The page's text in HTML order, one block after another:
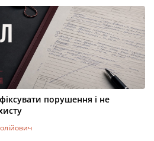
порушення і не